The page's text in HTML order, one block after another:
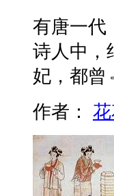
有唐一代
诗人中，
妃，都
作者：